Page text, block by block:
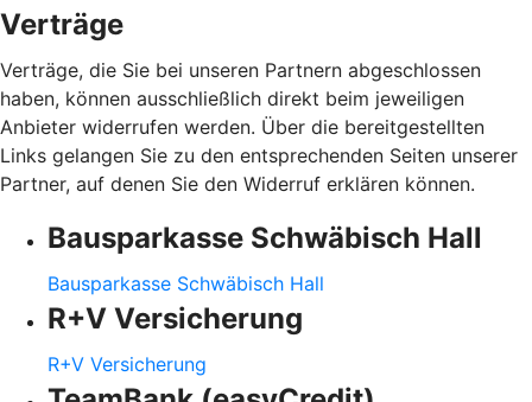
Verträge
Verträge, die Sie bei unseren Partnern abgeschlossen
haben, können ausschließlich direkt beim jeweiligen
Anbieter widerrufen werden. Über die bereitgestellten
Links gelangen Sie zu den entsprechenden Seiten unserer
Partner, auf denen Sie den Widerruf erklären können.
Bausparkasse Schwäbisch Hall
Bausparkasse Schwäbisch Hall
R+V Versicherung
R+V Versicherung